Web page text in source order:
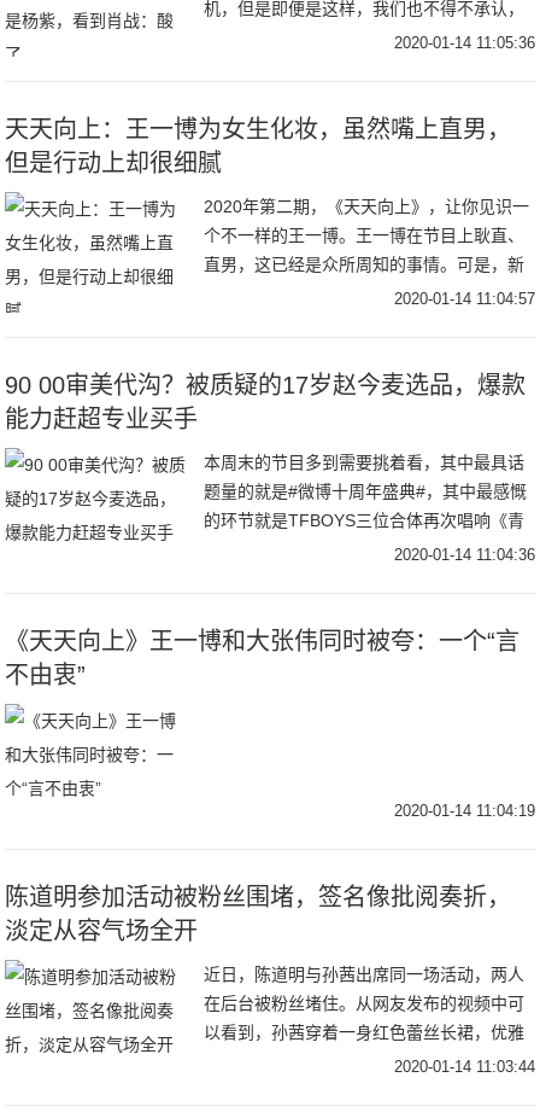
机，但是即便是这样，我们也不得不承认，
其实还有很多明星之间的关系是非常好的，
2020-01-14 11:05:36
天天向上：王一博为女生化妆，虽然嘴上直男，
但是行动上却很细腻
2020年第二期，《天天向上》，让你见识一
个不一样的王一博。王一博在节目上耿直、
直男，这已经是众所周知的事情。可是，新
的一期《天天向上》，你却发现这个耿直的
2020-01-14 11:04:57
90 00审美代沟？被质疑的17岁赵今麦选品，爆款
能力赶超专业买手
本周末的节目多到需要挑着看，其中最具话
题量的就是#微博十周年盛典#，其中最感慨
的环节就是TFBOYS三位合体再次唱响《青
春修炼手册》的时候，他们都已经是出道6年
2020-01-14 11:04:36
《天天向上》王一博和大张伟同时被夸：一个“言
不由衷”
2020-01-14 11:04:19
陈道明参加活动被粉丝围堵，签名像批阅奏折，
淡定从容气场全开
近日，陈道明与孙茜出席同一场活动，两人
在后台被粉丝堵住。从网友发布的视频中可
以看到，孙茜穿着一身红色蕾丝长裙，优雅
又带着几分妩媚。本来美女明星更受欢迎，
2020-01-14 11:03:44